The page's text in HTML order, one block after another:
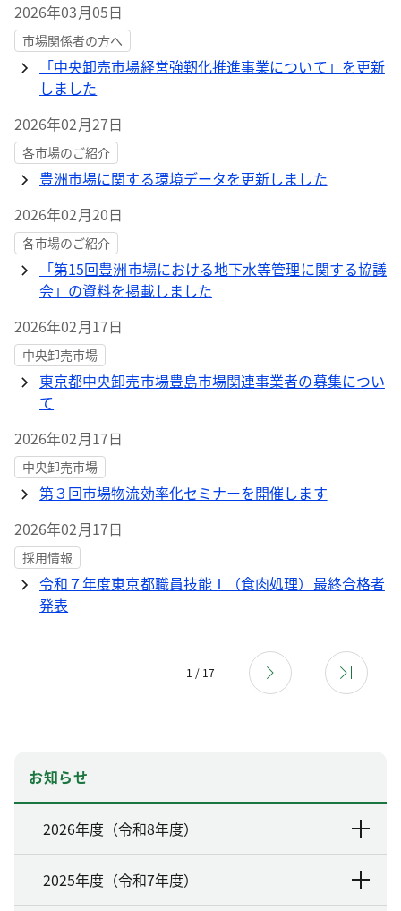
2026年03月05日
市場関係者の方へ
「中央卸売市場経営強靭化推進事業について」を更新
しました
2026年02月27日
各市場のご紹介
豊洲市場に関する環境データを更新しました
2026年02月20日
各市場のご紹介
「第15回豊洲市場における地下水等管理に関する協議
会」の資料を掲載しました
2026年02月17日
中央卸売市場
東京都中央卸売市場豊島市場関連事業者の募集につい
て
2026年02月17日
中央卸売市場
第３回市場物流効率化セミナーを開催します
2026年02月17日
採用情報
令和７年度東京都職員技能Ⅰ（食肉処理）最終合格者
発表
1 / 17
お知らせ
2026年度（令和8年度）
2025年度（令和7年度）